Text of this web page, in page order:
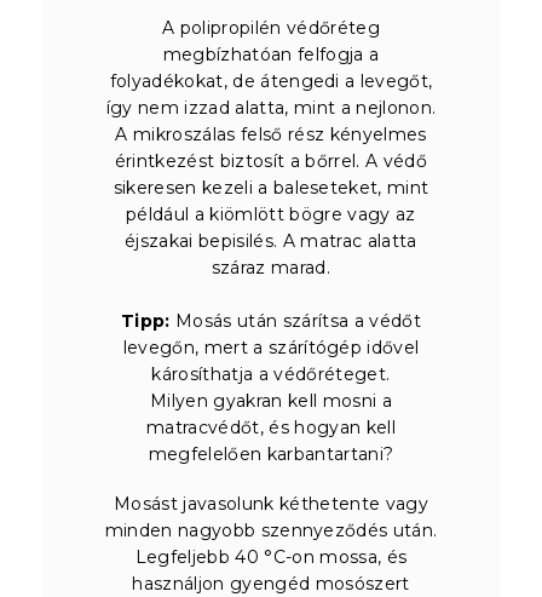
A polipropilén védőréteg
megbízhatóan felfogja a
folyadékokat, de átengedi a levegőt,
így nem izzad alatta, mint a nejlonon.
A mikroszálas felső rész kényelmes
érintkezést biztosít a bőrrel. A védő
sikeresen kezeli a baleseteket, mint
például a kiömlött bögre vagy az
éjszakai bepisilés. A matrac alatta
száraz marad.
Tipp: Mosás után szárítsa a védőt
levegőn, mert a szárítógép idővel
károsíthatja a védőréteget.
Milyen gyakran kell mosni a
matracvédőt, és hogyan kell
megfelelően karbantartani?
Mosást javasolunk kéthetente vagy
minden nagyobb szennyeződés után.
Legfeljebb 40 °C-on mossa, és
használjon gyengéd mosószert